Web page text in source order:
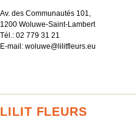
Av. des Communautés 101,
1200 Woluwe-Saint-Lambert
Tél.: 02 779 31 21
E-mail: woluwe@lilitfleurs.eu
LILIT FLEURS